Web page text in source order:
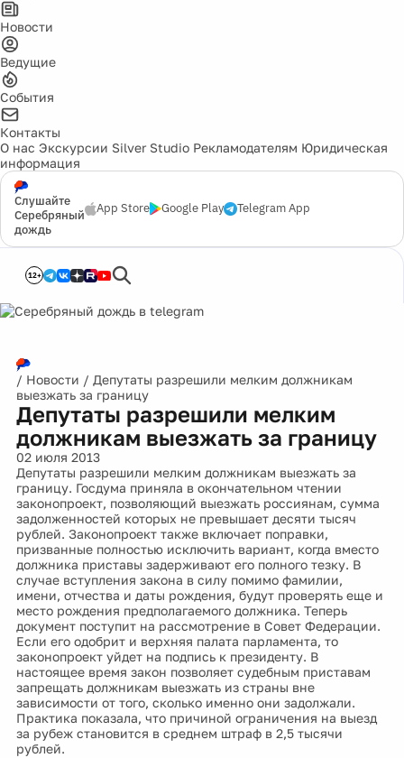
Новости
Ведущие
События
Контакты
О нас Экскурсии Silver Studio Рекламодателям Юридическая
информация
Слушайте
Серебряный
дождь
App Store Google Play Telegram App
12+
/ Новости / Депутаты разрешили мелким должникам
выезжать за границу
Депутаты разрешили мелким
должникам выезжать за границу
02 июля 2013
Депутаты разрешили мелким должникам выезжать за
границу. Госдума приняла в окончательном чтении
законопроект, позволяющий выезжать россиянам, сумма
задолженностей которых не превышает десяти тысяч
рублей. Законопроект также включает поправки,
призванные полностью исключить вариант, когда вместо
должника приставы задерживают его полного тезку. В
случае вступления закона в силу помимо фамилии,
имени, отчества и даты рождения, будут проверять еще и
место рождения предполагаемого должника. Теперь
документ поступит на рассмотрение в Совет Федерации.
Если его одобрит и верхняя палата парламента, то
законопроект уйдет на подпись к президенту. В
настоящее время закон позволяет судебным приставам
запрещать должникам выезжать из страны вне
зависимости от того, сколько именно они задолжали.
Практика показала, что причиной ограничения на выезд
за рубеж становится в среднем штраф в 2,5 тысячи
рублей.